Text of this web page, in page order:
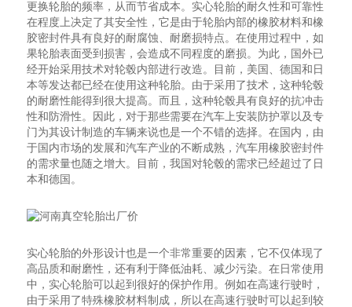
更换轮胎的频率，从而节省成本。实心轮胎的耐久性和可靠性
在程度上决定了其安全性，它是由于轮胎内部的橡胶材料和橡
胶密封件具有良好的耐腐蚀、耐磨损特点。在使用过程中，如
果轮胎表面受到损害，会造成不同程度的磨损。为此，国外已
经开始采用技术对轮毂内部进行改造。目前，美国、德国和日
本等发达都已经在使用这种轮胎。由于采用了技术，这种轮毂
的耐磨性能得到很大提高。而且，这种轮毂具有良好的抗冲击
性和防滑性。因此，对于那些需要在汽车上安装防护罩以及专
门为其设计制造的车辆来说也是一个不错的选择。在国内，由
于国内市场的发展和汽车产业的不断成熟，汽车用橡胶密封件
的需求量也随之增大。目前，我国对轮毂的需求已经超过了日
本和德国。
实心轮胎的外形设计也是一个非常重要的因素，它不仅体现了
高品质和耐磨性，还有利于降低油耗、减少污染。在日常使用
中，实心轮胎可以起到很好的保护作用。例如在高速行驶时，
由于采用了特殊橡胶材料制成，所以在高速行驶时可以起到较